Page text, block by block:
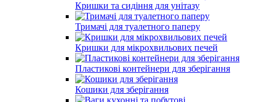
Кришки та сидіння для унітазу
Тримачі для туалетного паперу
Кришки для мікрохвильових печей
Пластикові контейнери для зберігання
Кошики для зберігання